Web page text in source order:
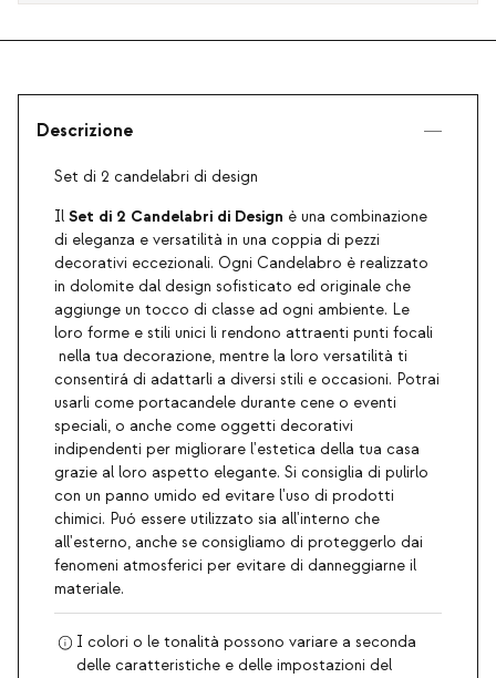
Descrizione
Set di 2 candelabri di design
Il Set di 2 Candelabri di Design è una combinazione
di eleganza e versatilità in una coppia di pezzi
decorativi eccezionali. Ogni Candelabro è realizzato
in dolomite dal design sofisticato ed originale che
aggiunge un tocco di classe ad ogni ambiente. Le
loro forme e stili unici li rendono attraenti punti focali
nella tua decorazione, mentre la loro versatilità ti
consentirá di adattarli a diversi stili e occasioni. Potrai
usarli come portacandele durante cene o eventi
speciali, o anche come oggetti decorativi
indipendenti per migliorare l'estetica della tua casa
grazie al loro aspetto elegante. Si consiglia di pulirlo
con un panno umido ed evitare l'uso di prodotti
chimici. Puó essere utilizzato sia all'interno che
all'esterno, anche se consigliamo di proteggerlo dai
fenomeni atmosferici per evitare di danneggiarne il
materiale.
I colori o le tonalità possono variare a seconda
delle caratteristiche e delle impostazioni del